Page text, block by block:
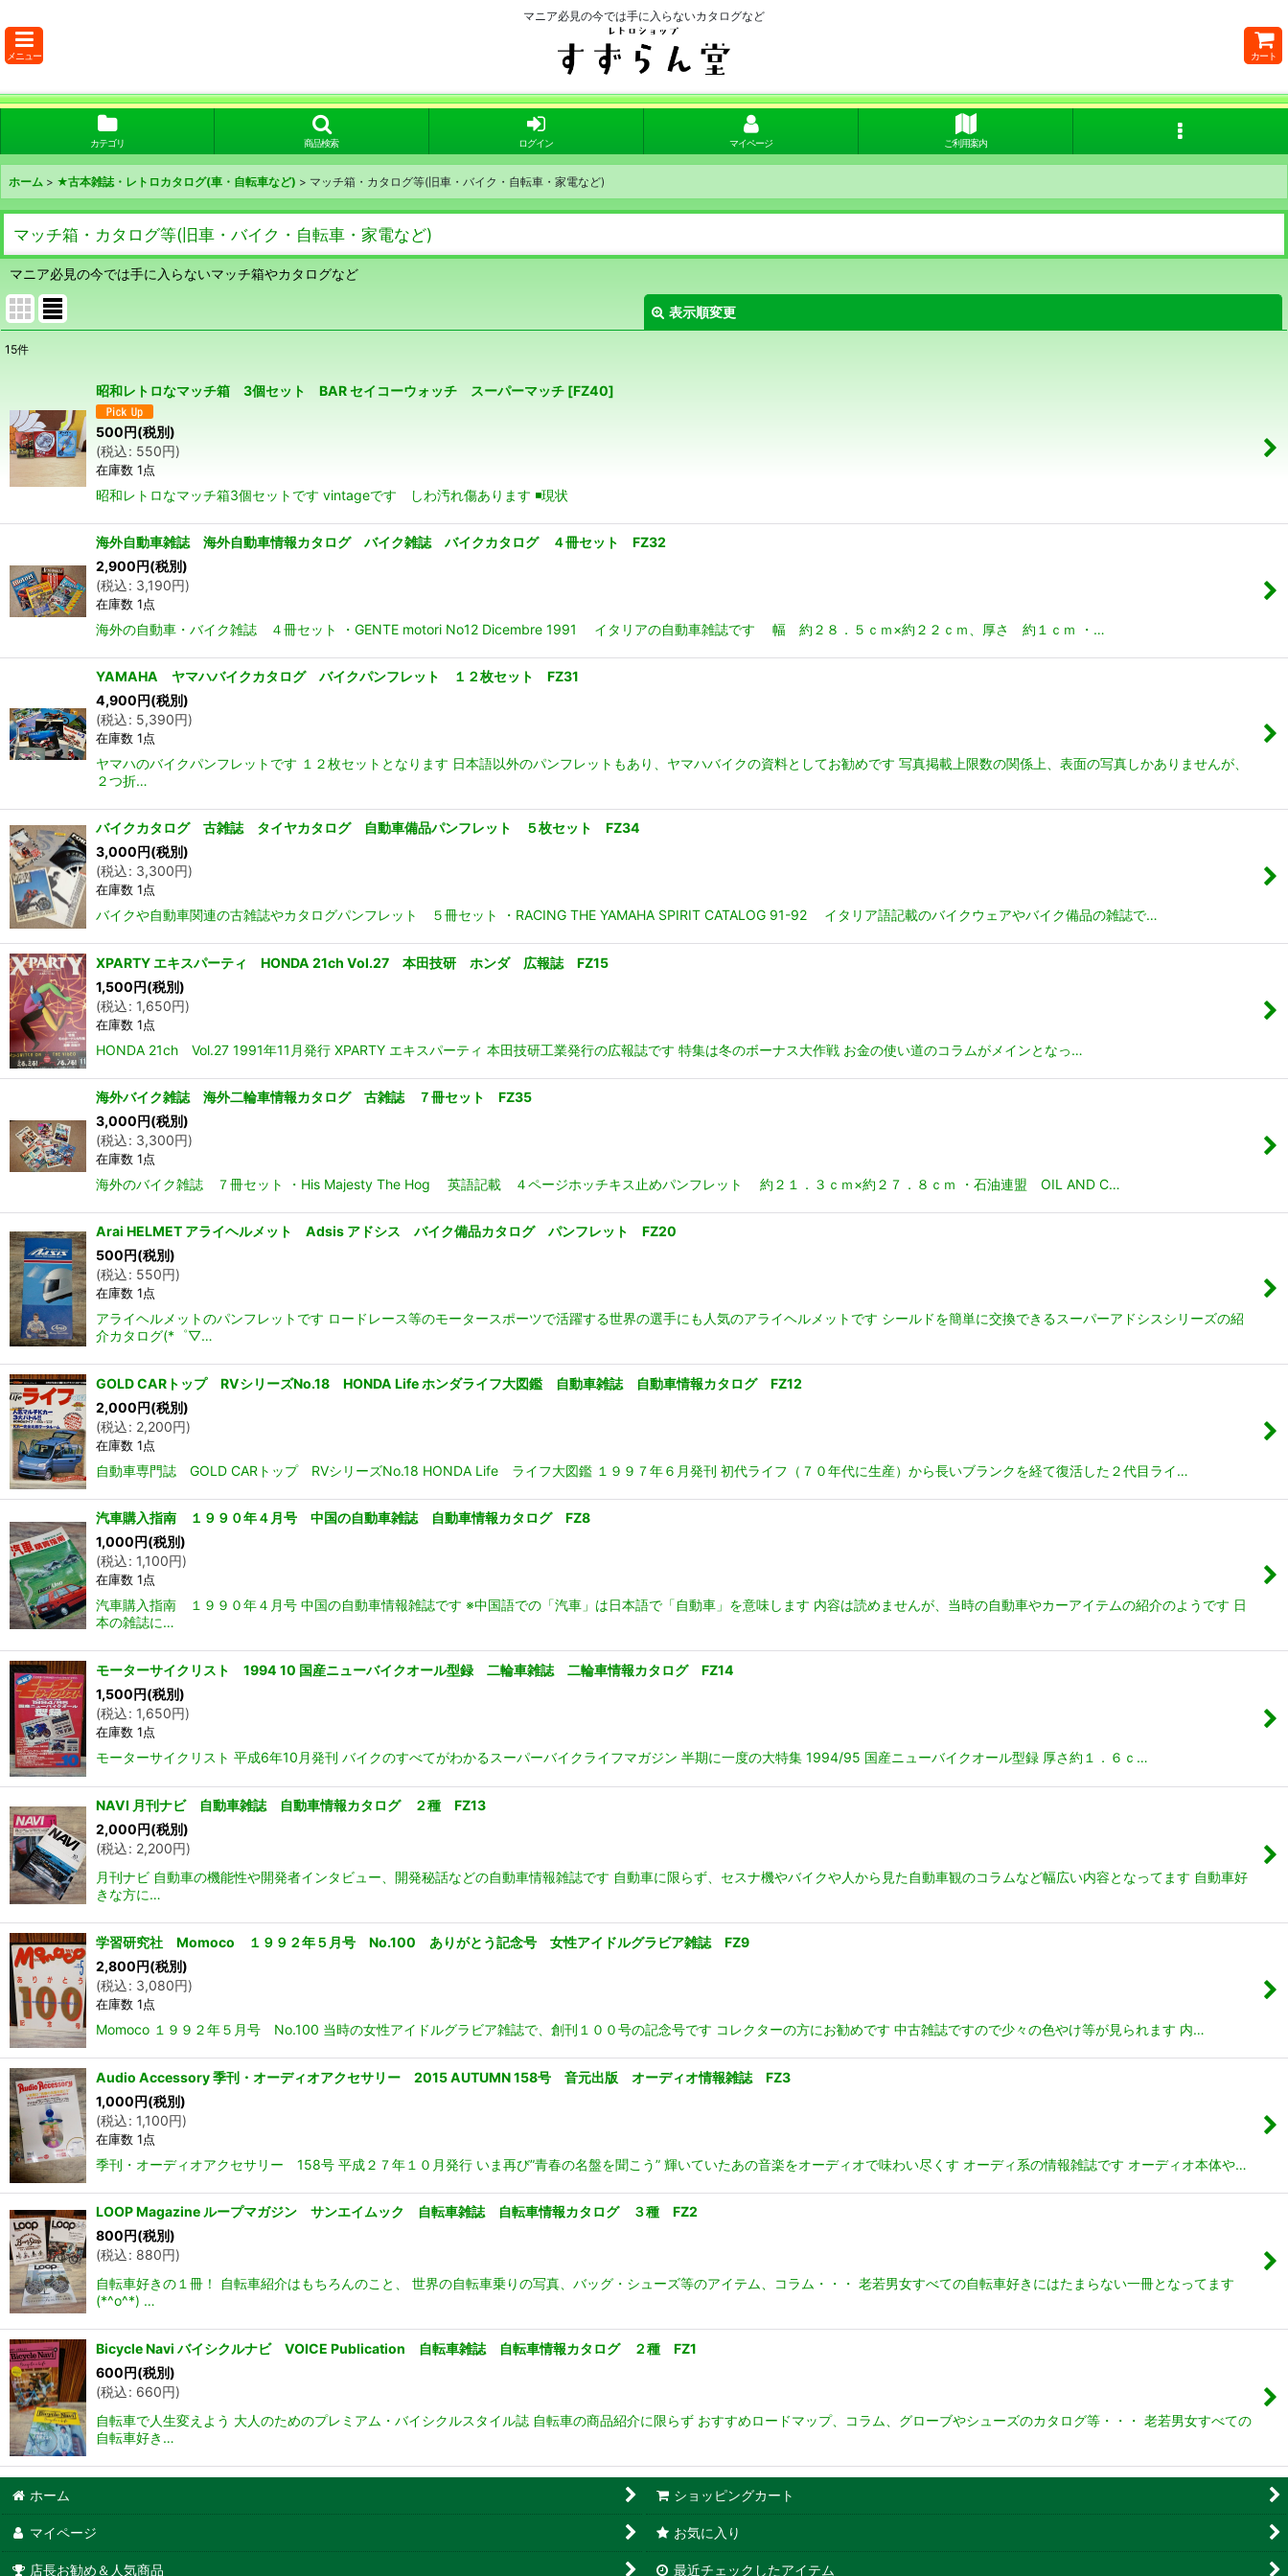
マニア必見の今では手に入らないカタログなど
メニュー カート
カテゴリ 商品検索 ログイン マイページ ご利用案内
ホーム > ★古本雑誌・レトロカタログ(車・自転車など) > マッチ箱・カタログ等(旧車・バイク・自転車・家電など)
マッチ箱・カタログ等(旧車・バイク・自転車・家電など)
マニア必見の今では手に入らないマッチ箱やカタログなど
表示順変更
在庫あり
並び順:
15件
昭和レトロなマッチ箱 3個セット BAR セイコーウォッチ スーパーマッチ [FZ40]
500 円(税別)
(税込: 550円)
在庫数 1点
昭和レトロなマッチ箱3個セットです vintageです しわ汚れ傷あります ◾️現状
海外自動車雑誌 海外自動車情報カタログ バイク雑誌 バイクカタログ ４冊セット FZ32
2,900 円(税別)
(税込: 3,190円)
在庫数 1点
海外の自動車・バイク雑誌 ４冊セット ・GENTE motori No12 Dicembre 1991 イタリアの自動車雑誌です 幅 約２８．５ｃｍ×約２２ｃｍ、厚さ 約１ｃｍ ・…
YAMAHA ヤマハバイクカタログ バイクパンフレット １２枚セット FZ31
4,900 円(税別)
(税込: 5,390円)
在庫数 1点
ヤマハのバイクパンフレットです １２枚セットとなります 日本語以外のパンフレットもあり、ヤマハバイクの資料としてお勧めです 写真掲載上限数の関係上、表面の写真しかありませんが、
２つ折…
バイクカタログ 古雑誌 タイヤカタログ 自動車備品パンフレット ５枚セット FZ34
3,000 円(税別)
(税込: 3,300円)
在庫数 1点
バイクや自動車関連の古雑誌やカタログパンフレット ５冊セット ・RACING THE YAMAHA SPIRIT CATALOG 91-92 イタリア語記載のバイクウェアやバイク備品の雑誌で…
XPARTY エキスパーティ HONDA 21ch Vol.27 本田技研 ホンダ 広報誌 FZ15
1,500円(税別)
(税込: 1,650円)
在庫数 1点
HONDA 21ch Vol.27 1991年11月発行 XPARTY エキスパーティ 本田技研工業発行の広報誌です 特集は冬のボーナス大作戦 お金の使い道のコラムがメインとなっ…
海外バイク雑誌 海外二輪車情報カタログ 古雑誌 ７冊セット FZ35
3,000 円(税別)
(税込: 3,300円)
在庫数 1点
海外のバイク雑誌 ７冊セット ・His Majesty The Hog 英語記載 ４ページホッチキス止めパンフレット 約２１．３ｃｍ×約２７．８ｃｍ ・石油連盟 OIL AND C…
Arai HELMET アライヘルメット Adsis アドシス バイク備品カタログ パンフレット FZ20
500 円(税別)
(税込: 550円)
在庫数 1点
アライヘルメットのパンフレットです ロードレース等のモータースポーツで活躍する世界の選手にも人気のアライヘルメットです シールドを簡単に交換できるスーパーアドシスシリーズの紹
介カタログ(*゜▽…
GOLD CARトップ RVシリーズNo.18 HONDA Life ホンダライフ大図鑑 自動車雑誌 自動車情報カタログ FZ12
2,000円(税別)
(税込: 2,200円)
在庫数 1点
自動車専門誌 GOLD CARトップ RVシリーズNo.18 HONDA Life ライフ大図鑑 １９９７年６月発刊 初代ライフ（７０年代に生産）から長いブランクを経て復活した２代目ライ…
汽車購入指南 １９９０年４月号 中国の自動車雑誌 自動車情報カタログ FZ8
1,000 円(税別)
(税込: 1,100円)
在庫数 1点
汽車購入指南 １９９０年４月号 中国の自動車情報雑誌です ※中国語での「汽車」は日本語で「自動車」を意味します 内容は読めませんが、当時の自動車やカーアイテムの紹介のようです 日
本の雑誌に…
モーターサイクリスト 1994 10 国産ニューバイクオール型録 二輪車雑誌 二輪車情報カタログ FZ14
1,500円(税別)
(税込: 1,650円)
在庫数 1点
モーターサイクリスト 平成6年10月発刊 バイクのすべてがわかるスーパーバイクライフマガジン 半期に一度の大特集 1994/95 国産ニューバイクオール型録 厚さ約１．６ｃ…
NAVI 月刊ナビ 自動車雑誌 自動車情報カタログ ２種 FZ13
2,000円(税別)
(税込: 2,200円)
月刊ナビ 自動車の機能性や開発者インタビュー、開発秘話などの自動車情報雑誌です 自動車に限らず、セスナ機やバイクや人から見た自動車観のコラムなど幅広い内容となってます 自動車好
きな方に…
学習研究社 Momoco １９９２年５月号 No.100 ありがとう記念号 女性アイドルグラビア雑誌 FZ9
2,800円(税別)
(税込: 3,080円)
在庫数 1点
Momoco １９９２年５月号 No.100 当時の女性アイドルグラビア雑誌で、創刊１００号の記念号です コレクターの方にお勧めです 中古雑誌ですので少々の色やけ等が見られます 内…
Audio Accessory 季刊・オーディオアクセサリー 2015 AUTUMN 158号 音元出版 オーディオ情報雑誌 FZ3
1,000円(税別)
(税込: 1,100円)
在庫数 1点
季刊・オーディオアクセサリー 158号 平成２７年１０月発行 いま再び”青春の名盤を聞こう” 輝いていたあの音楽をオーディオで味わい尽くす オーディ系の情報雑誌です オーディオ本体や…
LOOP Magazine ループマガジン サンエイムック 自転車雑誌 自転車情報カタログ ３種 FZ2
800円(税別)
(税込: 880円)
自転車好きの１冊！ 自転車紹介はもちろんのこと、 世界の自転車乗りの写真、バッグ・シューズ等のアイテム、コラム・・・ 老若男女すべての自転車好きにはたまらない一冊となってます
(*^o^*) …
Bicycle Navi バイシクルナビ VOICE Publication 自転車雑誌 自転車情報カタログ ２種 FZ1
600円(税別)
(税込: 660円)
自転車で人生変えよう 大人のためのプレミアム・バイシクルスタイル誌 自転車の商品紹介に限らず おすすめロードマップ、コラム、グローブやシューズのカタログ等・・・ 老若男女すべての
自転車好き…
ホーム ショッピングカート
マイページ お気に入り
店長お勧め＆人気商品 最近チェックしたアイテム